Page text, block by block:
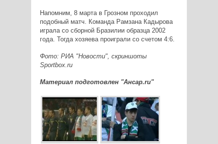
Напомним, 8 марта в Грозном проходил
подобный матч. Команда Рамзана Кадырова
играла со сборной Бразилии образца 2002
года. Тогда хозяева проиграли со счетом 4:6.
Фото: РИА "Новости", скриншоты
Sportbox.ru
Материал подготовлен "Ансар.ru"